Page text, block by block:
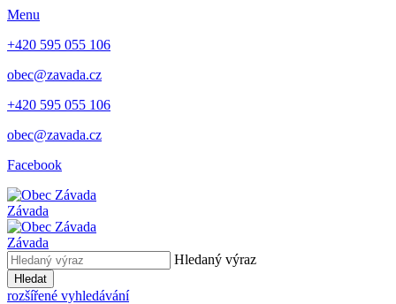
Menu
+420 595 055 106
obec@zavada.cz
+420 595 055 106
obec@zavada.cz
Facebook
Závada
Závada
Hledaný výraz
Hledat
rozšířené vyhledávání